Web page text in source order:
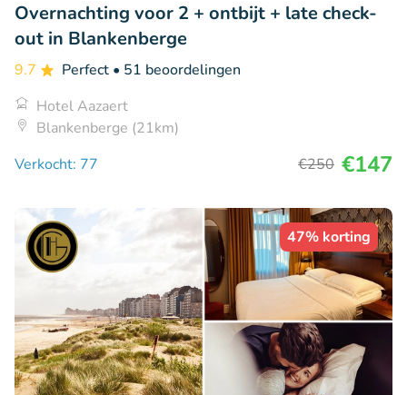
Overnachting voor 2 + ontbijt + late check-
out in Blankenberge
9.7 Perfect • 51 beoordelingen
Hotel Aazaert
Blankenberge (21km)
Verkocht: 77
€250 €147
47% korting